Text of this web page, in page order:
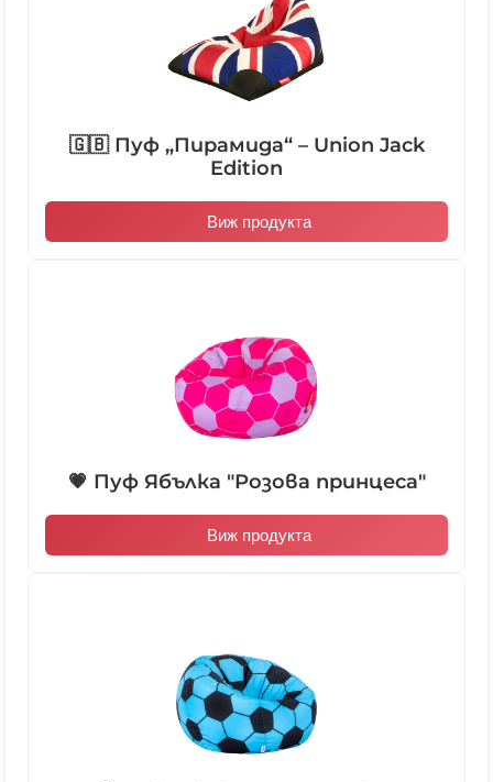
🇬🇧 Пуф „Пирамида“ – Union Jack
Edition
Виж продукта
💗 Пуф Ябълка "Розова принцеса"
Виж продукта